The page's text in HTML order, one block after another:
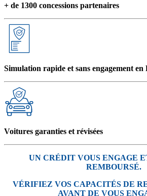
+ de 1300 concessions partenaires
Simulation rapide et sans engagement
Voitures garanties et révisées
UN CRÉDIT VOUS ENGAGE
REMBOURSÉ.
VÉRIFIEZ VOS CAPACITÉS DE
AVANT DE VOUS